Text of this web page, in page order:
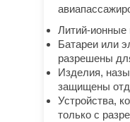
Литий-ионные
Батареи или
разрешены
Изделия,
защищены
Устройства,
только с